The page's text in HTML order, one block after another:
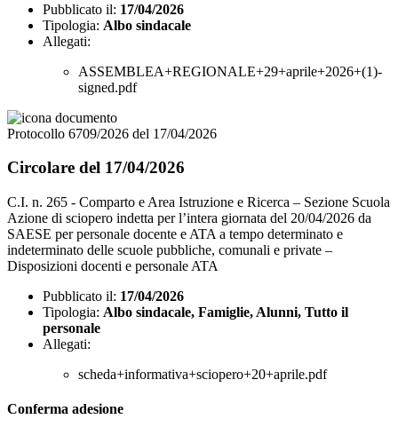
Pubblicato il: 17/04/2026
Tipologia: Albo sindacale
Allegati:
ASSEMBLEA+REGIONALE+29+aprile+2026+(1)-
signed.pdf
Protocollo 6709/2026 del 17/04/2026
Circolare del 17/04/2026
C.I. n. 265 - Comparto e Area Istruzione e Ricerca – Sezione Scuola
Azione di sciopero indetta per l’intera giornata del 20/04/2026 da
SAESE per personale docente e ATA a tempo determinato e
indeterminato delle scuole pubbliche, comunali e private –
Disposizioni docenti e personale ATA
Pubblicato il: 17/04/2026
Tipologia: Albo sindacale, Famiglie, Alunni, Tutto il
personale
Allegati:
scheda+informativa+sciopero+20+aprile.pdf
Conferma adesione